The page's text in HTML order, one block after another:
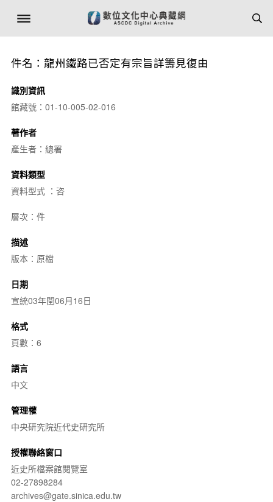
件名：龍州鐵路已否定有宗旨詳籌見復由
識別資訊
館藏號：01-10-005-02-016
著作者
產生者：總署
資料類型
資料型式 ：咨
層次：件
描述
版本：原檔
日期
宣統03年閏06月16日
格式
頁數：6
語言
中文
管理權
中央研究院近代史研究所
授權聯絡窗口
近史所檔案館閱覽室
02-27898284
archives@gate.sinica.edu.tw